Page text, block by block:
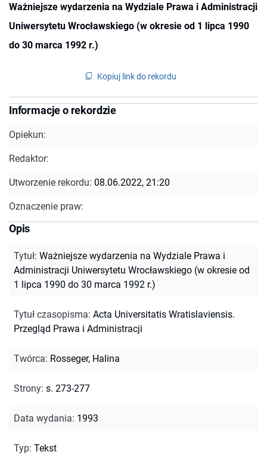
Ważniejsze wydarzenia na Wydziale Prawa i Administracji
Uniwersytetu Wrocławskiego (w okresie od 1 lipca 1990
do 30 marca 1992 r.)
Kopiuj link do rekordu
Informacje o rekordzie
Opiekun:
Redaktor:
Utworzenie rekordu: 08.06.2022, 21:20
Oznaczenie praw:
Opis
Tytuł: Ważniejsze wydarzenia na Wydziale Prawa i
Administracji Uniwersytetu Wrocławskiego (w okresie od
1 lipca 1990 do 30 marca 1992 r.)
Tytuł czasopisma: Acta Universitatis Wratislaviensis.
Przegląd Prawa i Administracji
Twórca: Rosseger, Halina
Strony: s. 273-277
Data wydania: 1993
Typ: Tekst